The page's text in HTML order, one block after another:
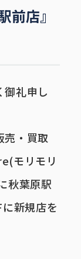
前店』
礼申し
売・買取
モリモリ
秋葉原駅
新規店を